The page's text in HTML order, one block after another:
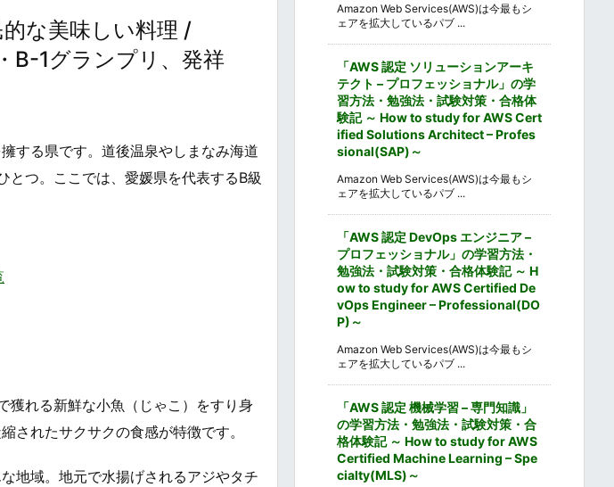
な美味しい料理 /
B-1グランプリ、発祥
する県です。道後温泉やしまなみ海道
とつ。ここでは、愛媛県を代表するB級
獲れる新鮮な小魚（じゃこ）をすり身
されたサクサクの食感が特徴です。
地域。地元で水揚げされるアジやタチ
Amazon Web Services(AWS)は今最もシ
ェアを拡大しているパブ ...
「AWS 認定 ソリューションアーキ
テクト – プロフェッショナル」の学
習方法・勉強法・試験対策・合格体
験記 ～ How to study for AWS Cert
ified Solutions Architect – Profes
sional(SAP)～
Amazon Web Services(AWS)は今最もシ
ェアを拡大しているパブ ...
「AWS 認定 DevOps エンジニア –
プロフェッショナル」の学習方法・
勉強法・試験対策・合格体験記 ～ H
ow to study for AWS Certified De
vOps Engineer – Professional(DO
P)～
Amazon Web Services(AWS)は今最もシ
ェアを拡大しているパブ ...
「AWS 認定 機械学習 – 専門知識」
の学習方法・勉強法・試験対策・合
格体験記 ～ How to study for AWS
Certified Machine Learning – Spe
cialty(MLS)～